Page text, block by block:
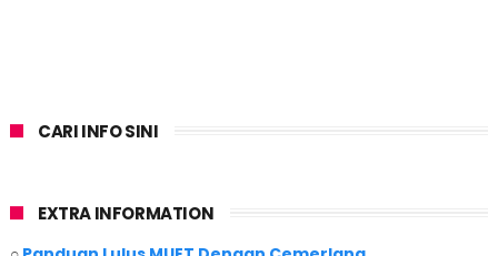
CARI INFO SINI
EXTRA INFORMATION